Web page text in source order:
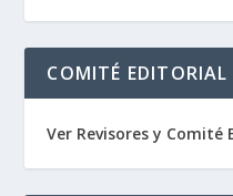
COMITÉ EDITORIAL
Ver Revisores y Comité